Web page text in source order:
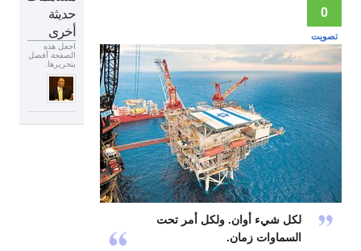
حديثة
أخرى
اجعل هذه
الصفحة أفضل
بتحريرها.
0
تصويت
لكل شيء أوان. ولكل أمر تحت
السماوات زمان.